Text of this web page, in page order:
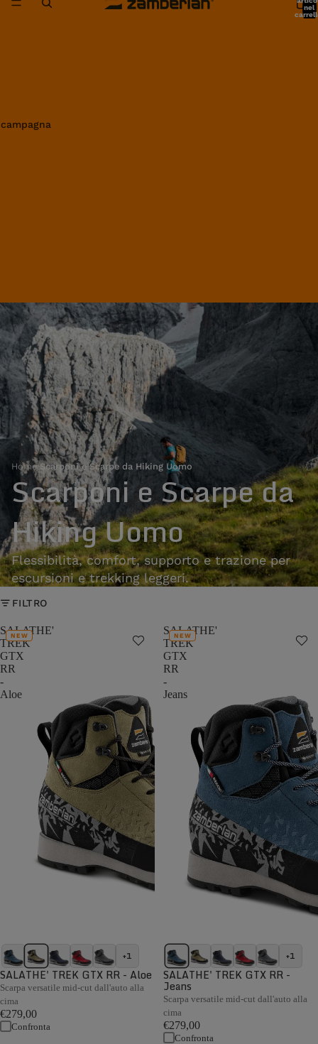
nel
Home›Scarponi e Scarpe da Hiking Uomo
Scarponi e Scarpe da
Hiking Uomo
Flessibilità, comfort, supporto e trazione per
escursioni e trekking leggeri.
FILTRO
SALATHE'
TREK
GTX
RR
-
Aloe
NEW
+1
SALATHE' TREK GTX RR - Aloe
Scarpa versatile mid-cut dall'auto alla
cima
€279,00
Confronta
SALATHE'
TREK
GTX
RR
-
Jeans
NEW
+1
SALATHE' TREK GTX RR -
Jeans
Scarpa versatile mid-cut dall'auto alla
cima
€279,00
Confronta